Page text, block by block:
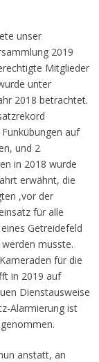
unser
2019
Mitglieder
unter
2018 betrachtet.
auf
und 2
in 2018 wurde
erwähnt, die
,vor der
für alle
Getreidefeld
musste.
für die
in 2019 auf
Dienstausweise
Alarmierung ist
anstatt, an